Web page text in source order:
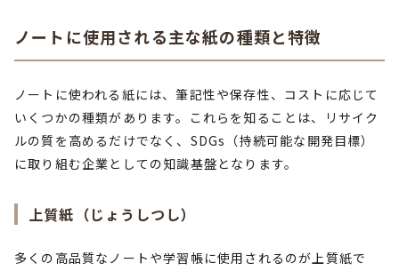
ノートに使用される主な紙の種類と特徴
ノートに使われる紙には、筆記性や保存性、コストに応じて
いくつかの種類があります。これらを知ることは、リサイク
ルの質を高めるだけでなく、SDGs（持続可能な開発目標）
に取り組む企業としての知識基盤となります。
上質紙（じょうしつし）
多くの高品質なノートや学習帳に使用されるのが上質紙で